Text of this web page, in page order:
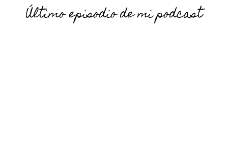
Último episodio de mi podcast